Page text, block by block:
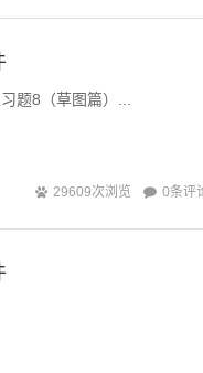
题8（草图篇）...
29609次浏览 0条评